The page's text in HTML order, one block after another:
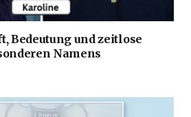
Bedeutung und zeitlose
Namens